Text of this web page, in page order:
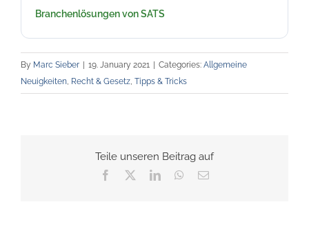
Branchenlösungen von SATS
By Marc Sieber 19. January 2021 Categories: Allgemeine
Neuigkeiten, Recht & Gesetz, Tipps & Tricks
Teile unseren Beitrag auf
Facebook LinkedInWhatsApp
Email